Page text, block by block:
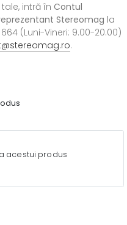
intră în Contul
Stereomag la
(Luni-Vineri: 9.00-20.00)
.
acestui produs